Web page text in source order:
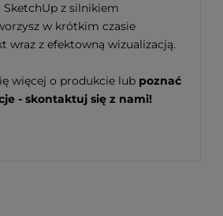
SketchUp z silnikiem
w krótkim czasie
wraz z efektowną wizualizacją.
więcej o produkcie lub poznać
- skontaktuj się z nami!